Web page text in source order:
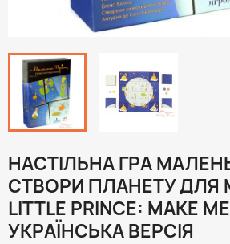
НАСТІЛЬНА ГРА
СТВОРИ ПЛАНЕТУ ДЛЯ
LITTLE PRINCE: MAKE
УКРАЇНСЬКА ВЕРСІЯ